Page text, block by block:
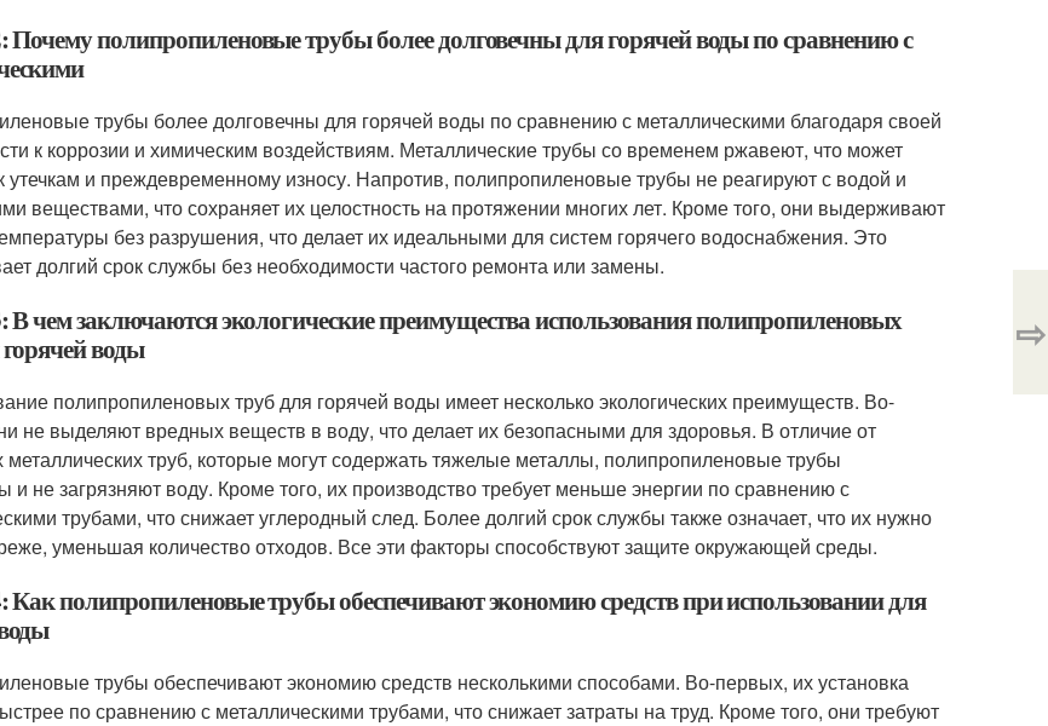
Почему полипропиленовые трубы более долговечны для горячей воды по сравнению с
трубы более долговечны для горячей воды по сравнению с металлическими благодаря своей
к коррозии и химическим воздействиям. Металлические трубы со временем ржавеют, что может
утечкам и преждевременному износу. Напротив, полипропиленовые трубы не реагируют с водой и
веществами, что сохраняет их целостность на протяжении многих лет. Кроме того, они выдерживают
без разрушения, что делает их идеальными для систем горячего водоснабжения. Это
долгий срок службы без необходимости частого ремонта или замены.
В чем заключаются экологические преимущества использования полипропиленовых
воды
полипропиленовых труб для горячей воды имеет несколько экологических преимуществ. Во-
не выделяют вредных веществ в воду, что делает их безопасными для здоровья. В отличие от
металлических труб, которые могут содержать тяжелые металлы, полипропиленовые трубы
и не загрязняют воду. Кроме того, их производство требует меньше энергии по сравнению с
трубами, что снижает углеродный след. Более долгий срок службы также означает, что их нужно
уменьшая количество отходов. Все эти факторы способствуют защите окружающей среды.
Как полипропиленовые трубы обеспечивают экономию средств при использовании для
трубы обеспечивают экономию средств несколькими способами. Во-первых, их установка
по сравнению с металлическими трубами, что снижает затраты на труд. Кроме того, они требуют
⇨